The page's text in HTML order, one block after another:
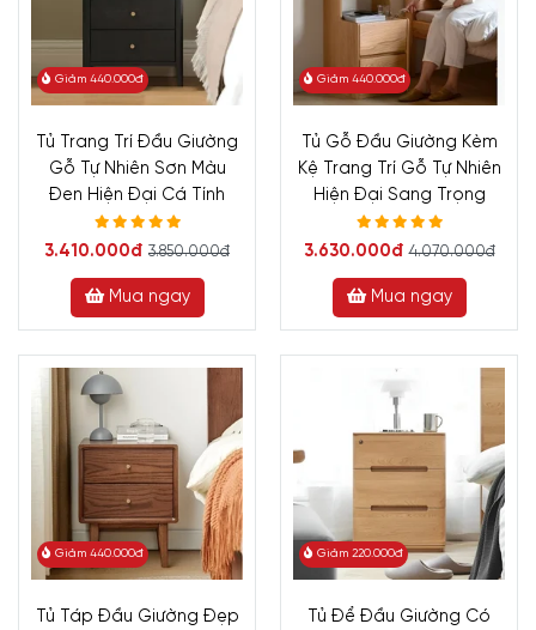
Giảm 440.000đ
Tủ Trang Trí Đầu Giường
Gỗ Tự Nhiên Sơn Màu
Đen Hiện Đại Cá Tính
3.410.000đ 3.850.000đ
Mua ngay
Giảm 440.000đ
Tủ Gỗ Đầu Giường Kèm
Kệ Trang Trí Gỗ Tự Nhiên
Hiện Đại Sang Trọng
3.630.000đ 4.070.000đ
Mua ngay
Giảm 440.000đ
Tủ Táp Đầu Giường Đẹp
Giảm 220.000đ
Tủ Để Đầu Giường Có